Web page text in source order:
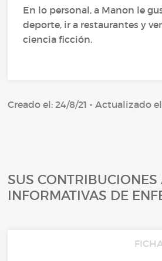
En lo personal, a Manon le
deporte, ir a restaurantes y
ciencia ficción.
Creado el: 24/8/21 - Actualizado
SUS CONTRIBUCIONES
INFORMATIVAS DE